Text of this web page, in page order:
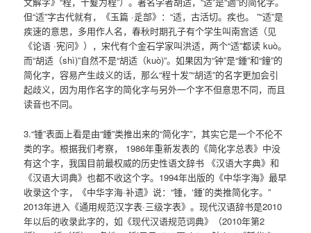
但“适”字古代就有，《玉篇 ·辵部》：“适，古活切。疾也。 ”“适”是
疾速的意思，多用作人名，春秋时期孔子有个学生叫南宫适（见
《论语 ·宪问》），宋代有个金石学家叫洪适，两个“适”都读 kuò。
而“胡适（shì)”自然不是“胡适（kuò)”。如果因为“钟”是“鍾”和“鐘”的
简化字，容易产生歧义的话，那么“程十发”“胡适”的名字更加会引
起歧义，因为用作名字的简化字与另外一个字不但意思不同，而且
读音也不同。
3.“锺”表面上看是由“鍾”类推出来的“简化字”，其实它是一个不伦不
类的字。根据我们考察， 1986年重新发表的《简化字总表》中没
有这个字，我国目前最权威的历史性语文辞书 《汉语大字典》和
《汉语大词典》也都不收这个字。1994年出版的《中华字海》最早
收录这个字，《中华字海·补遗》说：“锺，‘鍾’的类推简化字。”
2013年进入《通用规范汉字表·三级字表》。现代汉语辞书是2010
年以后的收录此字的，如《现代汉语规范词典》（2010年第2